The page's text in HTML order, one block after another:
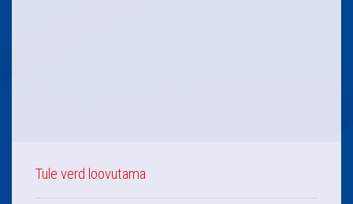
Tule verd loovutama